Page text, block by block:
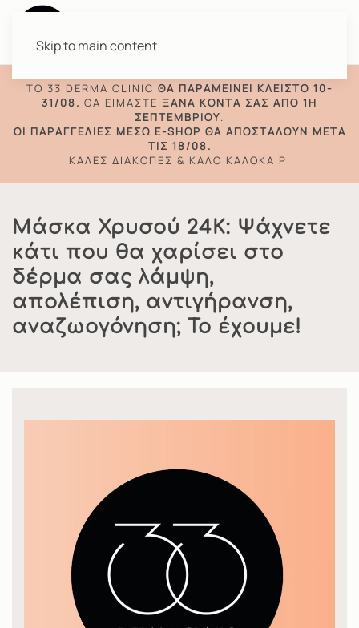
Skip to main content
TO 33 DERMA CLINIC ΘΑ ΠΑΡΑΜΕΊΝΕΙ ΚΛΕΙΣΤΌ 10-
31/08. ΘΑ ΕΊΜΑΣΤΕ ΞΑΝΆ ΚΟΝΤΆ ΣΑΣ ΑΠΌ 1Η
ΣΕΠΤΕΜΒΡΊΟΥ.
ΟΙ ΠΑΡΑΓΓΕΛΊΕΣ ΜΈΣΩ E-SHOP ΘΑ ΑΠΟΣΤΑΛΟΎΝ ΜΕΤΆ
ΤΙΣ 18/08.
ΚΑΛΈΣ ΔΙΑΚΟΠΈΣ & ΚΑΛΌ ΚΑΛΟΚΑΊΡΙ
Μάσκα Χρυσού 24Κ: Ψάχνετε
κάτι που θα χαρίσει στο
δέρμα σας λάμψη,
απολέπιση, αντιγήρανση,
αναζωογόνηση; Το έχουμε!